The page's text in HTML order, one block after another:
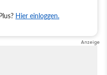
Hier einloggen.